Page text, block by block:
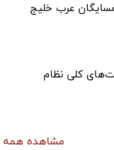
عرب خلیج
کلی نظام
مشاهده همه